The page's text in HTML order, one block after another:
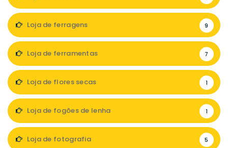
Loja de ferragens 9
Loja de ferramentas 7
Loja de flores secas 1
Loja de fogões de lenha 1
Loja de fotografia 5